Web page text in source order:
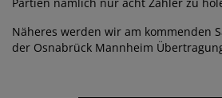
Näheres werden wir am kommenden
der Osnabrück Mannheim